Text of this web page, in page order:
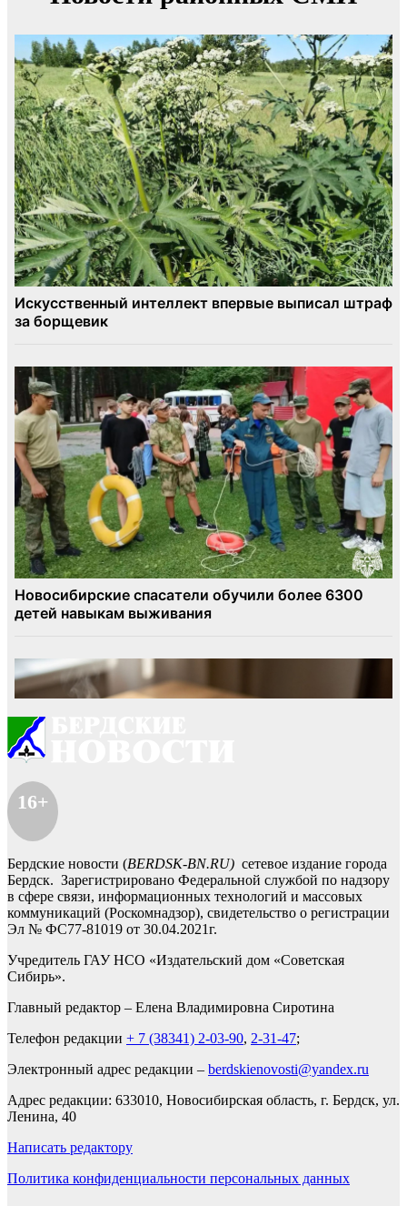
16+
Бердские новости (BERDSK-BN.RU) сетевое издание города
Бердск. Зарегистрировано Федеральной службой по надзору
в сфере связи, информационных технологий и массовых
коммуникаций (Роскомнадзор), свидетельство о регистрации
Эл № ФС77-81019 от 30.04.2021г.
Учредитель ГАУ НСО «Издательский дом «Советская
Сибирь».
Главный редактор – Елена Владимировна Сиротина
Телефон редакции + 7 (38341) 2-03-90, 2-31-47;
Электронный адрес редакции – berdskienovosti@yandex.ru
Адрес редакции: 633010, Новосибирская область, г. Бердск, ул.
Ленина, 40
Написать редактору
Политика конфиденциальности персональных данных